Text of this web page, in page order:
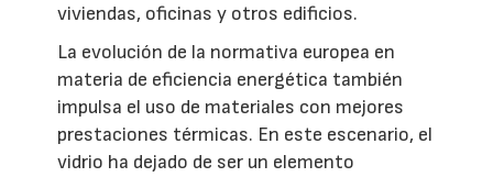
viviendas, oficinas y otros edificios.
La evolución de la normativa europea en
materia de eficiencia energética también
impulsa el uso de materiales con mejores
prestaciones térmicas. En este escenario, el
vidrio ha dejado de ser un elemento